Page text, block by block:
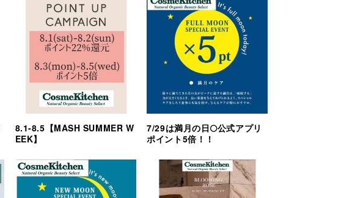
8.1-8.5【MASH SUMMER W
EEK】
7/29は満月の日🌕公式アプリ
ポイント5倍！！